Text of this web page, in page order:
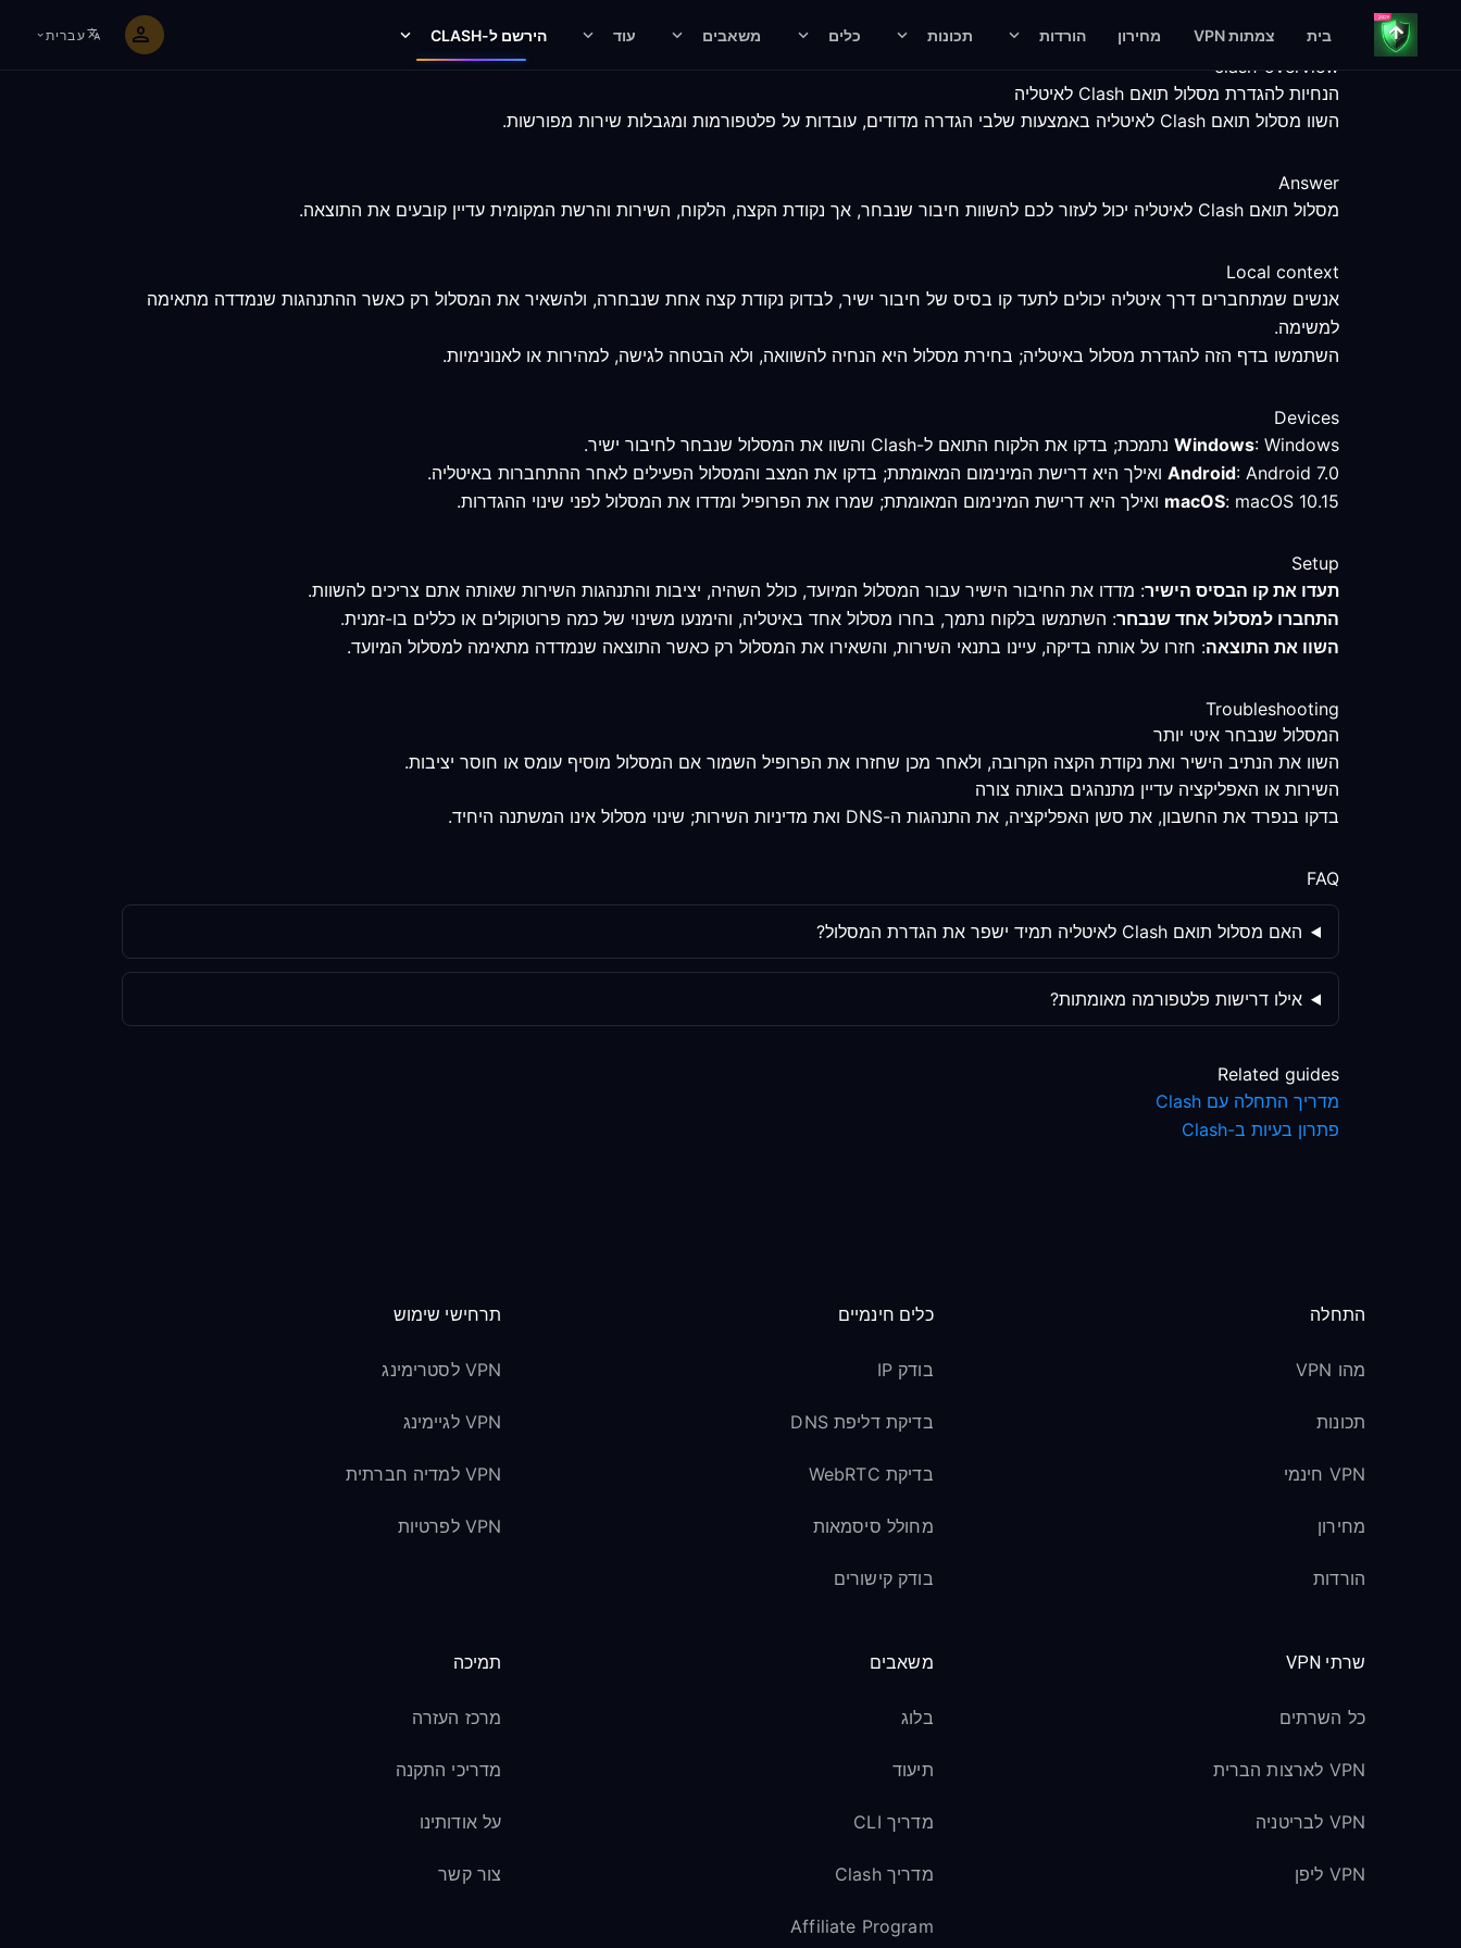
בית צמתות VPN מחירון הורדות תכונות כלים משאבים עוד הירשם ל-CLASH עברית
clash-overview
הנחיות להגדרת מסלול תואם Clash לאיטליה
השוו מסלול תואם Clash לאיטליה באמצעות שלבי הגדרה מדודים, עובדות על פלטפורמות ומגבלות שירות מפורשות.
Answer
מסלול תואם Clash לאיטליה יכול לעזור לכם להשוות חיבור שנבחר, אך נקודת הקצה, הלקוח, השירות והרשת המקומית עדיין קובעים את התוצאה.
Local context
אנשים שמתחברים דרך איטליה יכולים לתעד קו בסיס של חיבור ישיר, לבדוק נקודת קצה אחת שנבחרה, ולהשאיר את המסלול רק כאשר ההתנהגות שנמדדה מתאימה
למשימה.
השתמשו בדף הזה להגדרת מסלול באיטליה; בחירת מסלול היא הנחיה להשוואה, ולא הבטחה לגישה, למהירות או לאנונימיות.
Devices
Windows: Windows נתמכת; בדקו את הלקוח התואם ל-Clash והשוו את המסלול שנבחר לחיבור ישיר.
Android: Android 7.0 ואילך היא דרישת המינימום המאומתת; בדקו את המצב והמסלול הפעילים לאחר ההתחברות באיטליה.
macOS: macOS 10.15 ואילך היא דרישת המינימום המאומתת; שמרו את הפרופיל ומדדו את המסלול לפני שינוי ההגדרות.
Setup
תעדו את קו הבסיס הישיר: מדדו את החיבור הישיר עבור המסלול המיועד, כולל השהיה, יציבות והתנהגות השירות שאותה אתם צריכים להשוות.
התחברו למסלול אחד שנבחר: השתמשו בלקוח נתמך, בחרו מסלול אחד באיטליה, והימנעו משינוי של כמה פרוטוקולים או כללים בו-זמנית.
השוו את התוצאה: חזרו על אותה בדיקה, עיינו בתנאי השירות, והשאירו את המסלול רק כאשר התוצאה שנמדדה מתאימה למסלול המיועד.
Troubleshooting
המסלול שנבחר איטי יותר
השוו את הנתיב הישיר ואת נקודת הקצה הקרובה, ולאחר מכן שחזרו את הפרופיל השמור אם המסלול מוסיף עומס או חוסר יציבות.
השירות או האפליקציה עדיין מתנהגים באותה צורה
בדקו בנפרד את החשבון, את סשן האפליקציה, את התנהגות ה-DNS ואת מדיניות השירות; שינוי מסלול אינו המשתנה היחיד.
FAQ
האם מסלול תואם Clash לאיטליה תמיד ישפר את הגדרת המסלול?
אילו דרישות פלטפורמה מאומתות?
Related guides
מדריך התחלה עם Clash
פתרון בעיות ב-Clash
התחלה
מהו VPN
תכונות
VPN חינמי
מחירון
הורדות
כלים חינמיים
בודק IP
בדיקת דליפת DNS
בדיקת WebRTC
מחולל סיסמאות
בודק קישורים
תרחישי שימוש
VPN לסטרימינג
VPN לגיימינג
VPN למדיה חברתית
VPN לפרטיות
שרתי VPN
כל השרתים
VPN לארצות הברית
VPN לבריטניה
VPN ליפן
משאבים
בלוג
תיעוד
מדריך CLI
מדריך Clash
Affiliate Program
תמיכה
מרכז העזרה
מדריכי התקנה
על אודותינו
צור קשר